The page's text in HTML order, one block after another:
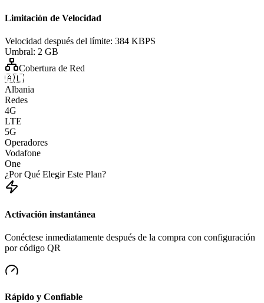
Limitación de Velocidad
Velocidad después del límite: 384 KBPS
Umbral: 2 GB
Cobertura de Red
🇦🇱
Albania
Redes
4G
LTE
5G
Operadores
Vodafone
One
¿Por Qué Elegir Este Plan?
Activación instantánea
Conéctese inmediatamente después de la compra con configuración
por código QR
Rápido y Confiable